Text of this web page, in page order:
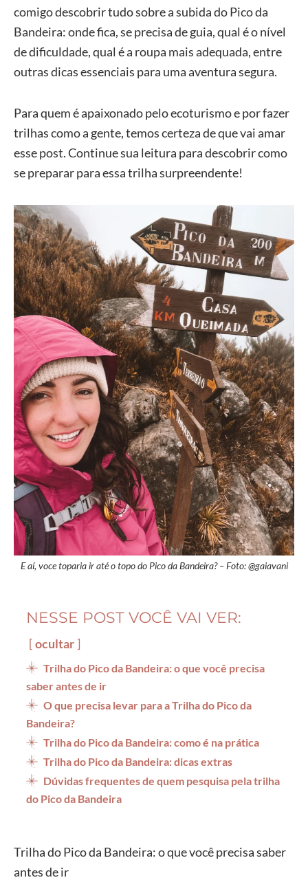
comigo descobrir tudo sobre a subida do Pico da
Bandeira: onde fica, se precisa de guia, qual é o nível
de dificuldade, qual é a roupa mais adequada, entre
outras dicas essenciais para uma aventura segura.
Para quem é apaixonado pelo ecoturismo e por fazer
trilhas como a gente, temos certeza de que vai amar
esse post. Continue sua leitura para descobrir como
se preparar para essa trilha surpreendente!
E aí, voce toparia ir até o topo do Pico da Bandeira? – Foto: @gaiavani
NESSE POST VOCÊ VAI VER:
ocultar
Trilha do Pico da Bandeira: o que você precisa
saber antes de ir
O que precisa levar para a Trilha do Pico da
Bandeira?
Trilha do Pico da Bandeira: como é na prática
Trilha do Pico da Bandeira: dicas extras
Dúvidas frequentes de quem pesquisa pela trilha
do Pico da Bandeira
Trilha do Pico da Bandeira: o que você precisa saber
antes de ir